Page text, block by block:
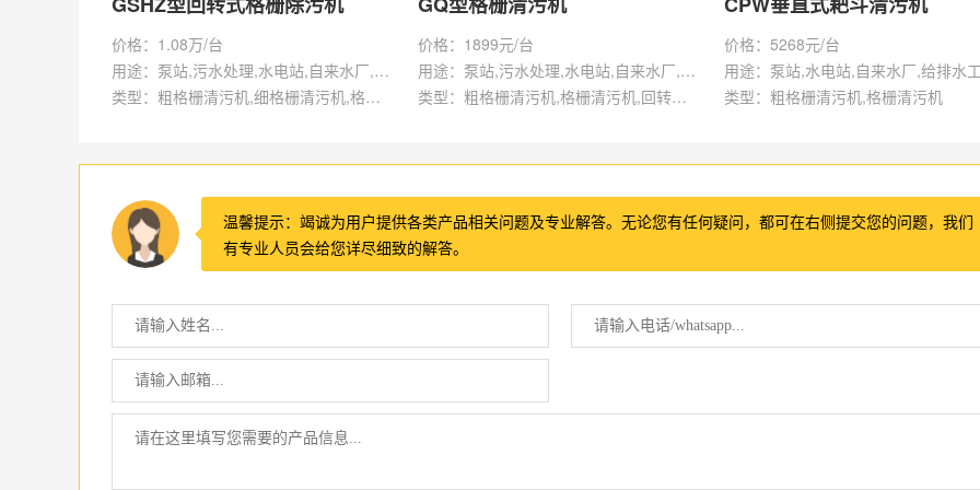
价格：1.08万/台
用途：泵站,污水处理,水电站,自来水厂,渠道,水产养殖,化工,纺织,给排水工程
类型：粗格栅清污机,细格栅清污机,格栅清污机,回转式清污机
价格：1899元/台
用途：泵站,污水处理,水电站,自来水厂,给排水工程
类型：粗格栅清污机,格栅清污机,回转式清污机
价格：5268元/台
用途：泵站,水电站,自来水厂,给排水
类型：粗格栅清污机,格栅清污机
温馨提示：竭诚为用户提供各类产品相关问题及专业解答。无论您有任何疑问，都可在右侧提交您的问题，我们
有专业人员会给您详尽细致的解答。